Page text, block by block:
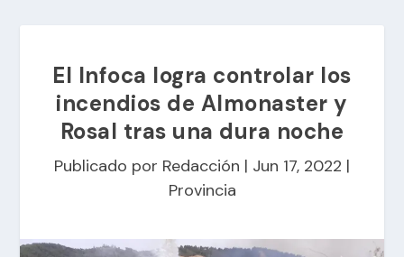
El Infoca logra controlar los
incendios de Almonaster y
Rosal tras una dura noche
Publicado por Redacción | Jun 17, 2022 |
Provincia